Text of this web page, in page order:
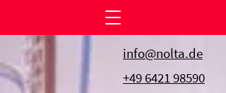
info@nolta.de
+49 6421 98590